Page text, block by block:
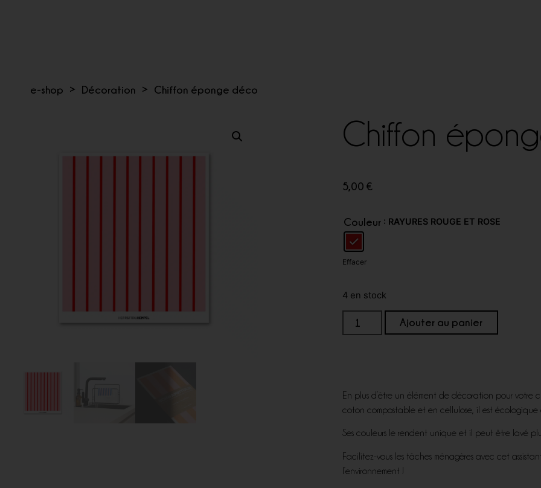
e-shop > Décoration > Chiffon éponge déco
Chiffon
5,00€
Couleur : RAYURES ROUGE ET ROSE
Effacer
4 en stock
Ajouter au panier
En plus d’être un élément de décoration pour votre
coton compostable et en cellulose, il est écologique
Ses couleurs le rendent unique et il peut être lavé
Facilitez-vous les tâches ménagères avec cet
l’environnement !